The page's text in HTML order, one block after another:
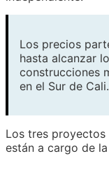
Los precios
hasta alcanzar
construcciones
en el Sur de Cali.
Los tres
están a cargo de